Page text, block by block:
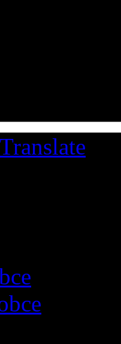
Translate